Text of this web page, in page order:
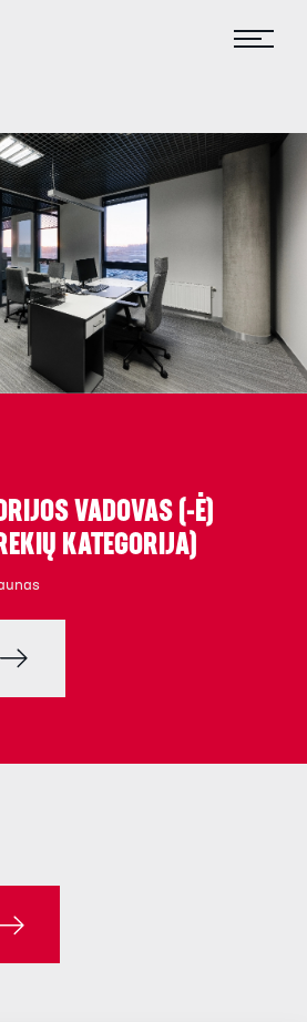
VADOVAS (-Ė)
KATEGORIJA)